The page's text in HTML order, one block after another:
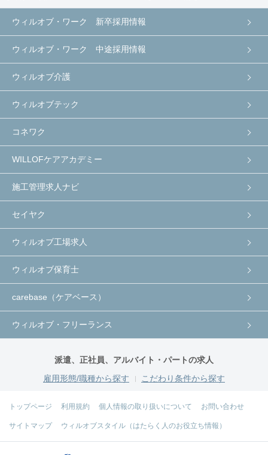
ウィルオブ・ワーク 新卒採用情報
ウィルオブ・ワーク 中途採用情報
ウィルオブ介護
ウィルオブテック
コネワク
WILLOFケアアカデミー
施工管理求人ナビ
セイヤク
ウィルオブ工場求人
ウィルオブ保育士
carebase（ケアベース）
ウィルオブ・フリーランス
派遣、正社員、アルバイト・パートの求人
雇用形態/職種から探す
こだわり条件から探す
トップページ 利用規約 個人情報の取り扱いについて お問い合わせ
サイトマップ ウィルオブスタイル（はたらく人のお役立ち情報）